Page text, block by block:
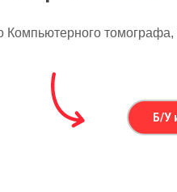
томографа,
Б/У